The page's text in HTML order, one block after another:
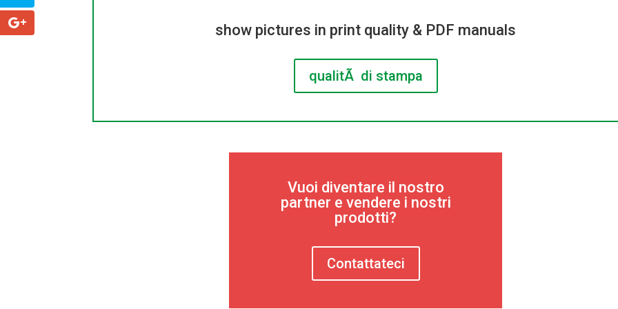
show pictures in print quality & PDF manuals
qualitÃ di stampa
Vuoi diventare il nostro
partner e vendere i nostri
prodotti?
Contattateci